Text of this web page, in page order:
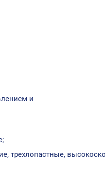
и
трехлопастные,